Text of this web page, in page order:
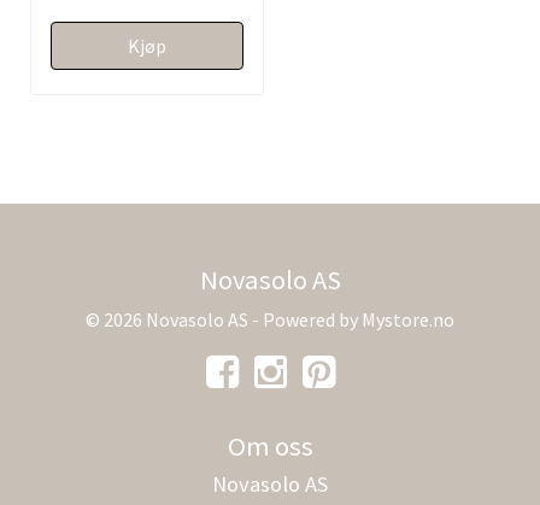
Kjøp
Novasolo AS
© 2026 Novasolo AS - Powered by Mystore.no
Om oss
Novasolo AS